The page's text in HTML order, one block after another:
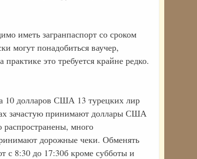
иметь загранпаспорт со сроком
могут понадобиться ваучер,
это требуется крайне редко.
10 долларов США 13 турецких лир
зачастую принимают доллары США
много
дорожные чеки. Обменять
с 8:30 до 17:30б кроме субботы и